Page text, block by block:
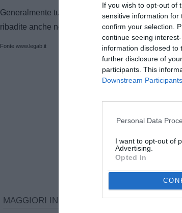
If you wish to opt-out of
sensitive information
confirm your selection.
continue seeing
information disclosed
further disclosure of
participants. This
Downstream Participants
Personal Data
I want to opt-out of
Advertising.
Opted In
Generalmente tutte le società hanno presentato
ribadite anche nella classifica finale.
Fonte www.legab.it